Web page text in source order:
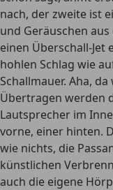
nach, der zweite ist
und Geräuschen
einen Überschall-
hohlen Schlag wie
Schallmauer. Aha,
Übertragen werden
Lautsprecher im
vorne, einer hinten.
wie nichts, die
künstlichen
auch die eigene